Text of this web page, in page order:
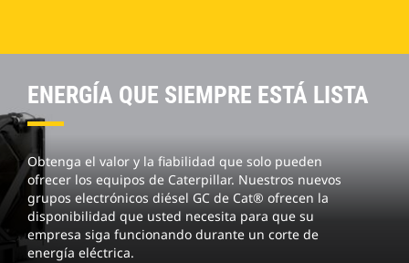
ENERGÍA QUE SIEMPRE ESTÁ LISTA
Obtenga el valor y la fiabilidad que solo pueden
ofrecer los equipos de Caterpillar. Nuestros nuevos
grupos electrónicos diésel GC de Cat® ofrecen la
disponibilidad que usted necesita para que su
empresa siga funcionando durante un corte de
energía eléctrica.